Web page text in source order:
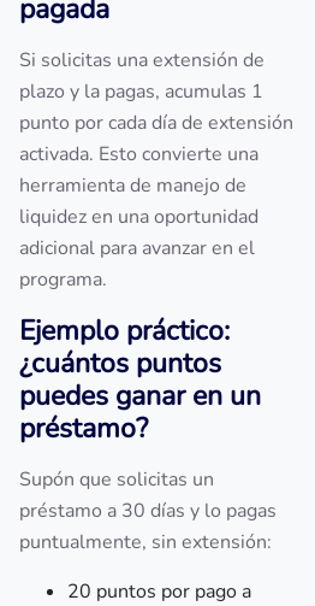
pagada
Si solicitas una extensión de
plazo y la pagas, acumulas 1
punto por cada día de extensión
activada. Esto convierte una
herramienta de manejo de
liquidez en una oportunidad
adicional para avanzar en el
programa.
Ejemplo práctico:
¿cuántos puntos
puedes ganar en un
préstamo?
Supón que solicitas un
préstamo a 30 días y lo pagas
puntualmente, sin extensión:
20 puntos por pago a